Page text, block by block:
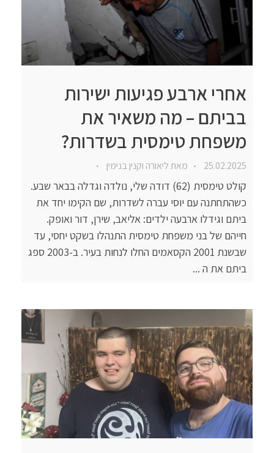
אחרי ארבע פגיעות ישירות
בביתם – מה משאיר את
משפחת טימסית בשדרות?
25.02.2025 מאתליאורה וקנין בנימין
קולט טימסית (62) דודה שלי, נולדה וגדלה בבאר שבע.
כשהתחתנה עם יוסי עברה לשדרות, שם הקימו יחד את
ביתם וגידלו ארבעה ילדים: אליאב, שירן, דור ואופק.
חייהם של בני משפחת טימסית התנהלו בשקט יחסי, עד
שבשנת 2001 הקסאמים החלו לנחות בעיר. ב-2003 ספג
ביתם את ה ...